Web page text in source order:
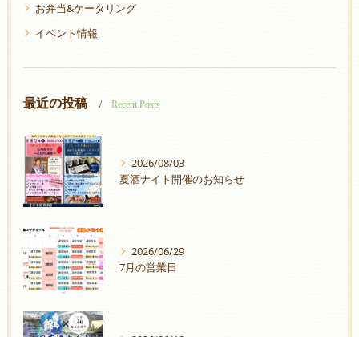
お弁当&ケータリング
イベント情報
最近の投稿 Recent Posts
2026/08/03
夏酒ナイト開催のお知らせ
2026/06/29
7月の営業日